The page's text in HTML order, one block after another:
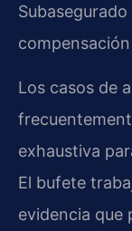
Los casos de
exhaustiva
El bufete
evidencia que